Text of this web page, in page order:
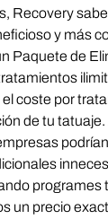
Recovery
y más
Paquete de
coste por
de tu
programes
un precio